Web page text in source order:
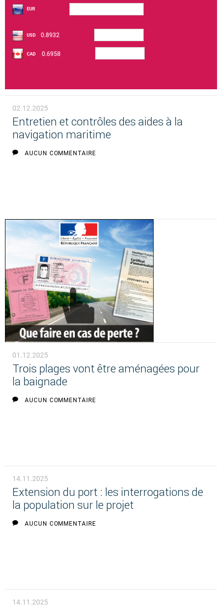
EUR
USD 0.8932
CAD 0.6958
02.12.2025
Entretien et contrôles des aides à la
navigation maritime
AUCUN COMMENTAIRE
01.12.2025
Trois plages vont être aménagées pour
la baignade
AUCUN COMMENTAIRE
14.11.2025
Extension du port : les interrogations de
la population sur le projet
AUCUN COMMENTAIRE
14.11.2025